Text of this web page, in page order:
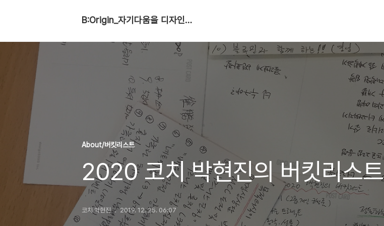
B:Origin_자기다움을 디자인합니다
About/버킷리스트
2020 코치 박현진의 버킷리스트
코치 박현진 2019. 12. 25. 06:07